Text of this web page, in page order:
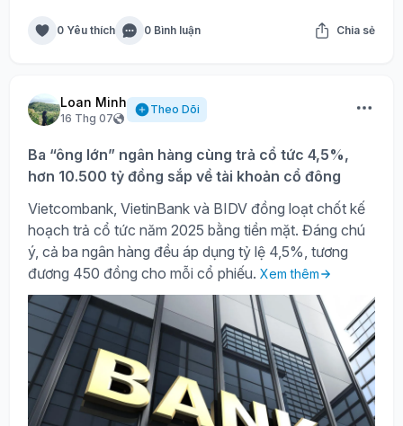
0 Yêu thích 0 Bình luận Chia sẻ
Loan Minh
16 Thg 07
Theo Dõi
Ba “ông lớn” ngân hàng cùng trả cổ tức 4,5%,
hơn 10.500 tỷ đồng sắp về tài khoản cổ đông
Vietcombank, VietinBank và BIDV đồng loạt chốt kế
hoạch trả cổ tức năm 2025 bằng tiền mặt. Đáng chú
ý, cả ba ngân hàng đều áp dụng tỷ lệ 4,5%, tương
đương 450 đồng cho mỗi cổ phiếu. Xem thêm